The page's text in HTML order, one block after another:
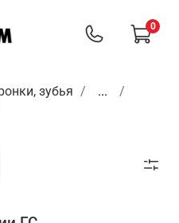
0
зубья
...